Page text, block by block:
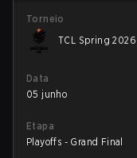
Torneio
TCL Spring 2026
Data
05 junho
Etapa
Playoffs - Grand Final